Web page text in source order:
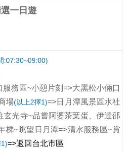
一日遊
:07:30~09:00)
務區~小憩片刻=>大黑松小倆口
場(以上2擇1)=>日月潭風景區水社
玄光寺~品嘗阿婆茶葉蛋、伊達邵
梯~眺望日月潭=>清水服務區~賞
=>返回台北市區